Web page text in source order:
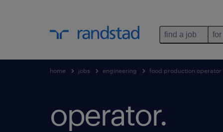
find a job
home jobs engineering food production operator
operator.